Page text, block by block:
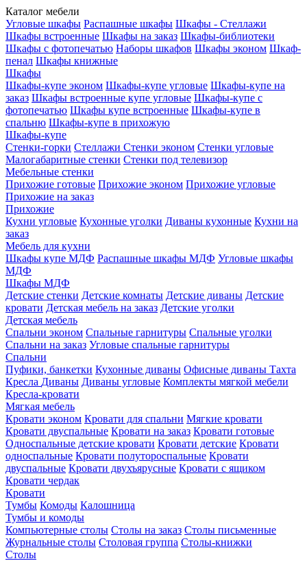
Каталог мебели
Угловые шкафы Распашные шкафы Шкафы - Стеллажи
Шкафы встроенные Шкафы на заказ Шкафы-библиотеки
Шкафы с фотопечатью Наборы шкафов Шкафы эконом Шкаф-
пенал Шкафы книжные
Шкафы
Шкафы-купе эконом Шкафы-купе угловые Шкафы-купе на
заказ Шкафы встроенные купе угловые Шкафы-купе с
фотопечатью Шкафы купе встроенные Шкафы-купе в
спальню Шкафы-купе в прихожую
Шкафы-купе
Стенки-горки Стеллажи Стенки эконом Стенки угловые
Малогабаритные стенки Стенки под телевизор
Мебельные стенки
Прихожие готовые Прихожие эконом Прихожие угловые
Прихожие на заказ
Прихожие
Кухни угловые Кухонные уголки Диваны кухонные Кухни на
заказ
Мебель для кухни
Шкафы купе МДФ Распашные шкафы МДФ Угловые шкафы
МДФ
Шкафы МДФ
Детские стенки Детские комнаты Детские диваны Детские
кровати Детская мебель на заказ Детские уголки
Детская мебель
Спальни эконом Спальные гарнитуры Спальные уголки
Спальни на заказ Угловые спальные гарнитуры
Спальни
Пуфики, банкетки Кухонные диваны Офисные диваны Тахта
Кресла Диваны Диваны угловые Комплекты мягкой мебели
Кресла-кровати
Мягкая мебель
Кровати эконом Кровати для спальни Мягкие кровати
Кровати двуспальные Кровати на заказ Кровати готовые
Односпальные детские кровати Кровати детские Кровати
односпальные Кровати полутороспальные Кровати
двуспальные Кровати двухъярусные Кровати с ящиком
Кровати чердак
Кровати
Тумбы Комоды Калошница
Тумбы и комоды
Компьютерные столы Столы на заказ Столы письменные
Журнальные столы Столовая группа Столы-книжки
Столы